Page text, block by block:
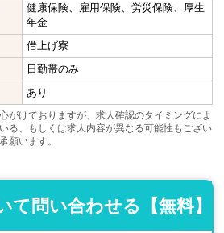
健康保険、雇用保険、労災保険、厚生
年金
借上げ寮
日勤帯のみ
あり
がけておりますが、求人確認のタイミングによ
る、もしくは求人内容が異なる可能性もござい
願います。
て問い合わせる【無料】